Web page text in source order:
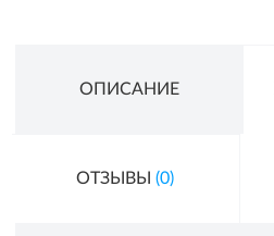
ОПИСАНИЕ
ОТЗЫВЫ (0)